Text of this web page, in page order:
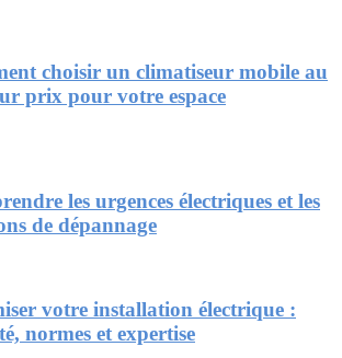
choisir un climatiseur mobile au
prix pour votre espace
les urgences électriques et les
de dépannage
votre installation électrique :
normes et expertise